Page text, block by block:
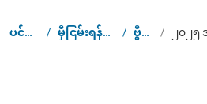
Breadcrumb
ပင်မစာမျက်နှာ / မှီငြမ်းရန်အချက်အလက်များ / ဗွီဒီယိုများ /